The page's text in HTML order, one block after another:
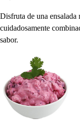
Disfruta de una ensalada
cuidadosamente
sabor.